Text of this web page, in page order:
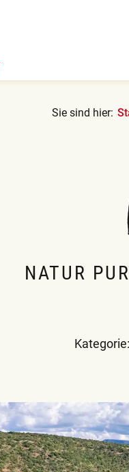
Sie sind hier:
NATUR
Kategorie: